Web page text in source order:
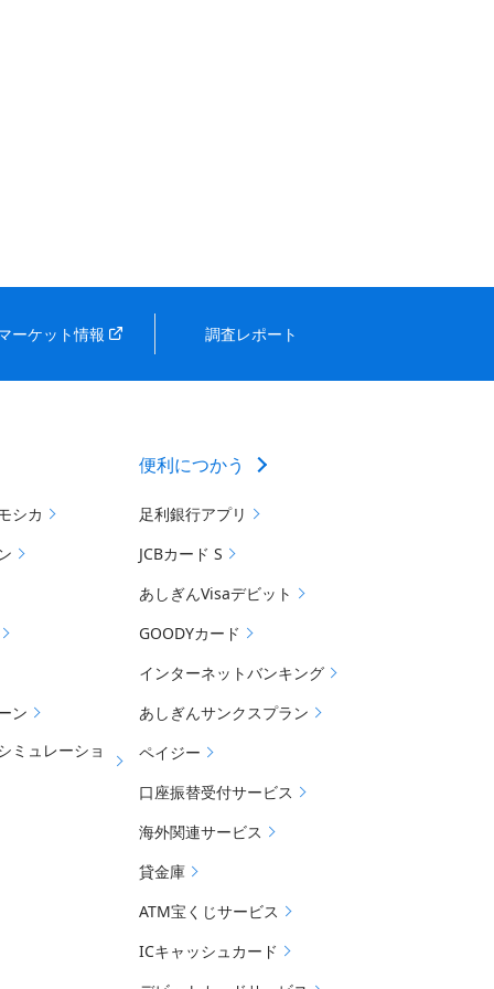
ーケット情報 調査レポート
シカ
ン
ミュレーショ
便利につかう
足利銀行アプリ
JCBカード S
あしぎんVisaデビット
GOODYカード
インターネットバンキング
あしぎんサンクスプラン
ペイジー
口座振替受付サービス
海外関連サービス
貸金庫
ATM宝くじサービス
ICキャッシュカード